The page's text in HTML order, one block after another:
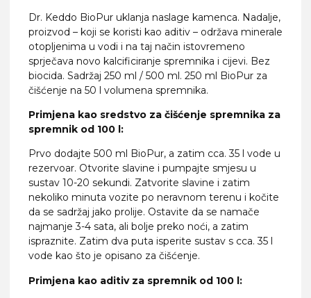
Dr. Keddo BioPur uklanja naslage kamenca. Nadalje,
proizvod – koji se koristi kao aditiv – održava minerale
otopljenima u vodi i na taj način istovremeno
sprječava novo kalcificiranje spremnika i cijevi. Bez
biocida. Sadržaj 250 ml / 500 ml. 250 ml BioPur za
čišćenje na 50 l volumena spremnika.
Primjena kao sredstvo za čišćenje spremnika za
spremnik od 100 l:
Prvo dodajte 500 ml BioPur, a zatim cca. 35 l vode u
rezervoar. Otvorite slavine i pumpajte smjesu u
sustav 10-20 sekundi. Zatvorite slavine i zatim
nekoliko minuta vozite po neravnom terenu i kočite
da se sadržaj jako prolije. Ostavite da se namače
najmanje 3-4 sata, ali bolje preko noći, a zatim
ispraznite. Zatim dva puta isperite sustav s cca. 35 l
vode kao što je opisano za čišćenje.
Primjena kao aditiv za spremnik od 100 l: